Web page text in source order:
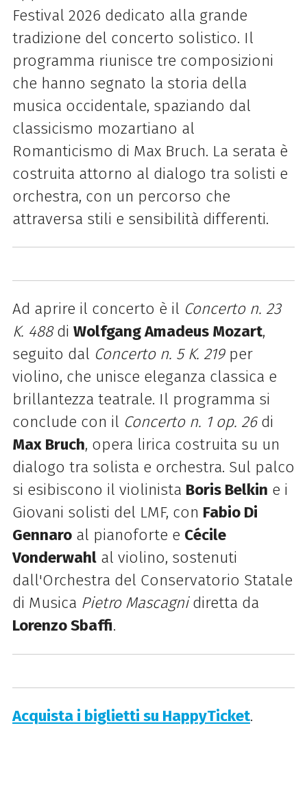
Festival 2026 dedicato alla grande
tradizione del concerto solistico. Il
programma riunisce tre composizioni
che hanno segnato la storia della
musica occidentale, spaziando dal
classicismo mozartiano al
Romanticismo di Max Bruch. La serata è
costruita attorno al dialogo tra solisti e
orchestra, con un percorso che
attraversa stili e sensibilità differenti.
Ad aprire il concerto è il Concerto n. 23
K. 488di Wolfgang Amadeus Mozart,
seguito dal Concerto n. 5 K. 219per
violino, che unisce eleganza classica e
brillantezza teatrale. Il programma si
conclude con il Concerto n. 1 op. 26di
Max Bruch, opera lirica costruita su un
dialogo tra solista e orchestra. Sul palco
si esibiscono il violinista Boris Belkin e i
Giovani solisti del LMF, con Fabio Di
Gennaroal pianoforte e Cécile
Vonderwahlal violino, sostenuti
dall'Orchestra del Conservatorio Statale
di Musica Pietro Mascagnidiretta da
Lorenzo Sbaffi.
Acquista i biglietti su HappyTicket.